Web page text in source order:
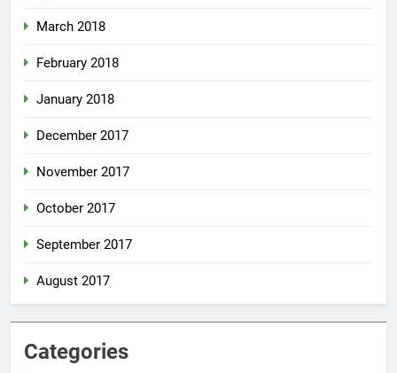
March 2018
February 2018
January 2018
December 2017
November 2017
October 2017
September 2017
August 2017
Categories